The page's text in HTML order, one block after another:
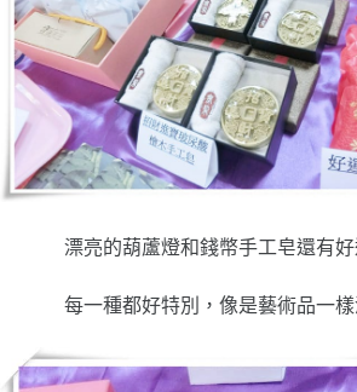
漂亮的葫蘆燈和錢幣手工皂還有好
每一種都好特別，像是藝術品一樣